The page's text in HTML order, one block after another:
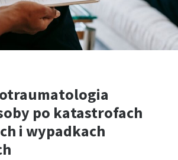
po katastrofach
i wypadkach